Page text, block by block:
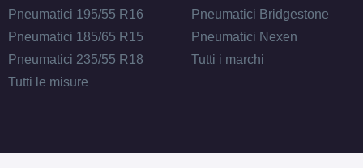
Pneumatici 195/55 R16
Pneumatici 185/65 R15
Pneumatici 235/55 R18
Tutti le misure
Pneumatici Bridgestone
Pneumatici Nexen
Tutti i marchi